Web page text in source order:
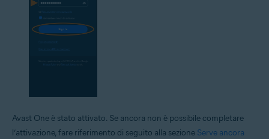
Avast One è stato attivato. Se ancora non è possibile completare
l’attivazione, fare riferimento di seguito alla sezione Serve ancora